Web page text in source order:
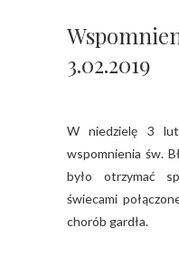
3.02.2019
W niedzielę 3 lutego z okazji liturgicznego
wspomnienia św.
było otrzymać
świecami
chorób gardła.